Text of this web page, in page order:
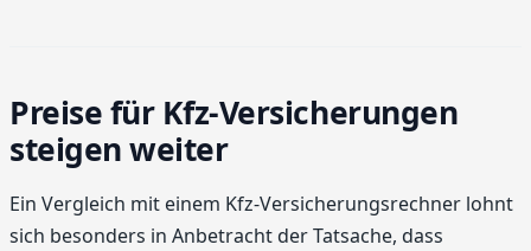
Preise für Kfz-Versicherungen
steigen weiter
Ein Vergleich mit einem Kfz-Versicherungsrechner lohnt
sich besonders in Anbetracht der Tatsache, dass